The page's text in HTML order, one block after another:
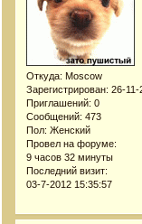
Откуда: Moscow
Зарегистрирован: 26-11-
Приглашений: 0
Сообщений: 473
Пол: Женский
Провел на форуме:
9 часов 32 минуты
Последний визит:
03-7-2012 15:35:57